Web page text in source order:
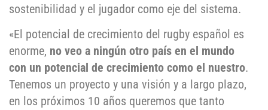
sostenibilidad y el jugador como eje del sistema.
«El potencial de crecimiento del rugby español es
enorme, no veo a ningún otro país en el mundo
con un potencial de crecimiento como el nuestro.
Tenemos un proyecto y una visión y a largo plazo,
en los próximos 10 años queremos que tanto